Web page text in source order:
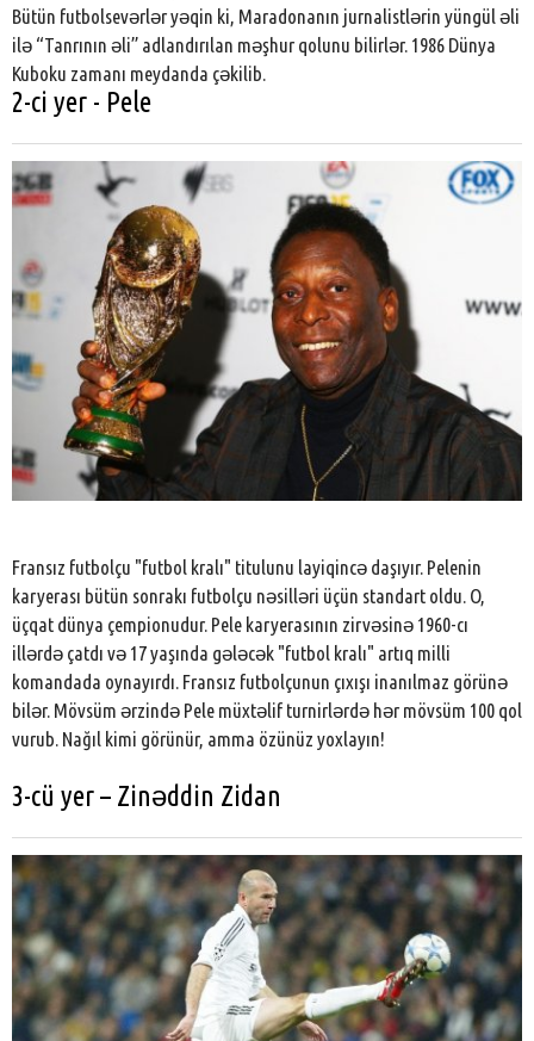
Bütün futbolsevərlər yəqin ki, Maradonanın jurnalistlərin yüngül əli
ilə “Tanrının əli” adlandırılan məşhur qolunu bilirlər. 1986 Dünya
Kuboku zamanı meydanda çəkilib.
2-ci yer - Pele
Fransız futbolçu "futbol kralı" titulunu layiqincə daşıyır. Pelenin
karyerası bütün sonrakı futbolçu nəsilləri üçün standart oldu. O,
üçqat dünya çempionudur. Pele karyerasının zirvəsinə 1960-cı
illərdə çatdı və 17 yaşında gələcək "futbol kralı" artıq milli
komandada oynayırdı. Fransız futbolçunun çıxışı inanılmaz görünə
bilər. Mövsüm ərzində Pele müxtəlif turnirlərdə hər mövsüm 100 qol
vurub. Nağıl kimi görünür, amma özünüz yoxlayın!
3-cü yer – Zinəddin Zidan